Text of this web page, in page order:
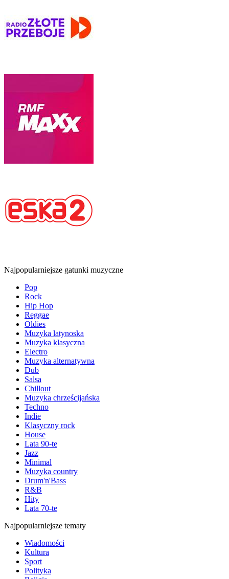
Najpopularniejsze gatunki muzyczne
Pop
Rock
Hip Hop
Reggae
Oldies
Muzyka latynoska
Muzyka klasyczna
Electro
Muzyka alternatywna
Dub
Salsa
Chillout
Muzyka chrześcijańska
Techno
Indie
Klasyczny rock
House
Lata 90-te
Jazz
Minimal
Muzyka country
Drum'n'Bass
R&B
Hity
Lata 70-te
Najpopularniejsze tematy
Wiadomości
Kultura
Sport
Polityka